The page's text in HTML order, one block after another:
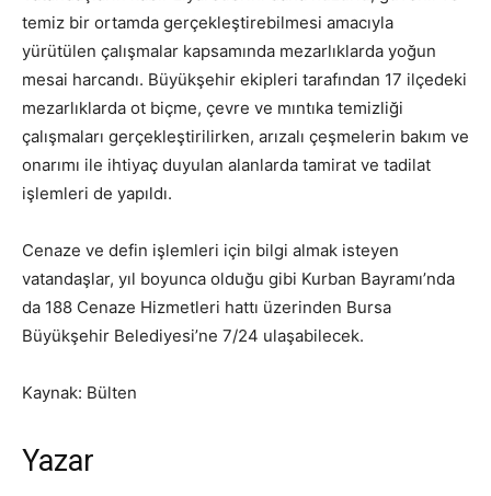
temiz bir ortamda gerçekleştirebilmesi amacıyla
yürütülen çalışmalar kapsamında mezarlıklarda yoğun
mesai harcandı. Büyükşehir ekipleri tarafından 17 ilçedeki
mezarlıklarda ot biçme, çevre ve mıntıka temizliği
çalışmaları gerçekleştirilirken, arızalı çeşmelerin bakım ve
onarımı ile ihtiyaç duyulan alanlarda tamirat ve tadilat
işlemleri de yapıldı.
Cenaze ve defin işlemleri için bilgi almak isteyen
vatandaşlar, yıl boyunca olduğu gibi Kurban Bayramı’nda
da 188 Cenaze Hizmetleri hattı üzerinden Bursa
Büyükşehir Belediyesi’ne 7/24 ulaşabilecek.
Kaynak: Bülten
Yazar